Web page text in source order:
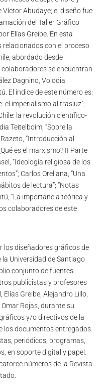
Abudaye; el diseño fue
del Taller Gráfico
Elías Greibe. En esta
con el proceso
abordado desde
se encuentran
Dagnino, Volodia
El índice de este número es:
el imperialismo al trasluz”;
la revolución científico-
Teitelboim, “Sobre la
“Introducción al
es el marxismo? II Parte
“Ideología religiosa de los
Carlos Orellana, “Una
de lectura”; “Notas
“La importancia teórica y
colaboradores de este
los diseñadores gráficos de
la Universidad de Santiago
conjunto de fuentes
publicistas y profesores
Greibe, Alejandro Lillo,
Rojas, durante su
y/o directivos de la
los documentos entregados
periódicos, programas,
en soporte digital y papel.
números de la Revista